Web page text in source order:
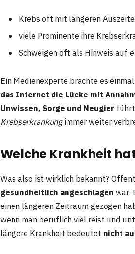
Krebs oft mit längeren
viele Prominente ihre
Schweigen oft als Hinweis auf
Ein Medienexperte brachte es
das Internet die Lücke mit
Unwissen, Sorge und Neugier
Krebserkrankungimmer weiter
Welche Krankheit
Was also ist wirklich bekannt?
gesundheitlich angeschlagen war.
einen längeren Zeitraum gezogen
wenn man beruflich viel reist und
längere Krankheit bedeutet nicht